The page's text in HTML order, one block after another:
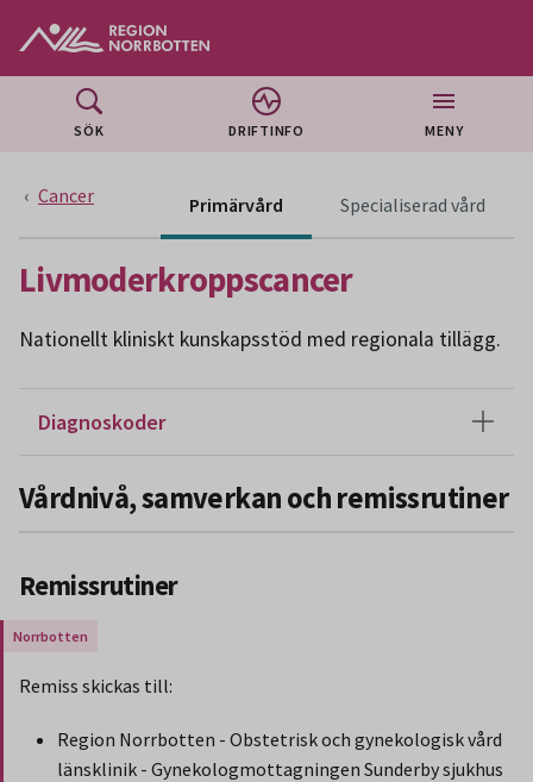
SÖK DRIFTINFO MENY
Cancer Primärvård Specialiserad vård
Livmoderkroppscancer
Nationellt kliniskt kunskapsstöd med regionala tillägg.
Diagnoskoder
Vårdnivå, samverkan och remissrutiner
Remissrutiner
Gäller endast för Region Norrbotten.
Remiss skickas till:
Region Norrbotten - Obstetrisk och gynekologisk vård
länsklinik - Gynekologmottagningen Sunderby sjukhus